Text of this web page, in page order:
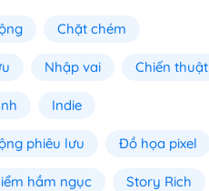
Chặt chém
Nhập vai Chiến thuật
Indie
phiêu lưu Đồ họa pixel
hầm ngục Story Rich